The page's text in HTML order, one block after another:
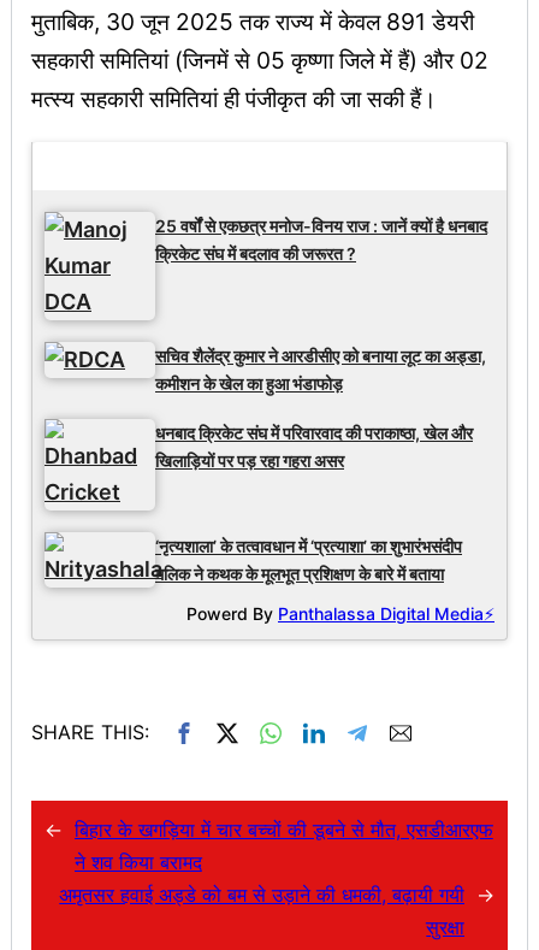
मुताबिक, 30 जून 2025 तक राज्य में केवल 891 डेयरी
सहकारी समितियां (जिनमें से 05 कृष्णा जिले में हैं) और 02
मत्स्य सहकारी समितियां ही पंजीकृत की जा सकी हैं।
25 वर्षों से एकछत्र मनोज-विनय राज : जानें क्यों है धनबाद
क्रिकेट संघ में बदलाव की जरूरत ?
सचिव शैलेंद्र कुमार ने आरडीसीए को बनाया लूट का अड्डा,
कमीशन के खेल का हुआ भंडाफोड़
धनबाद क्रिकेट संघ में परिवारवाद की पराकाष्ठा, खेल और
खिलाड़ियों पर पड़ रहा गहरा असर
‘नृत्यशाला’ के तत्वावधान में ‘प्रत्याशा’ का शुभारंभसंदीप
मलिक ने कथक के मूलभूत प्रशिक्षण के बारे में बताया
Powerd By Panthalassa Digital Media⚡
SHARE THIS:
← बिहार के खगड़िया में चार बच्चों की डूबने से मौत, एसडीआरएफ
ने शव किया बरामद
अमृतसर हवाई अड्डे को बम से उड़ाने की धमकी, बढ़ायी गयी
सुरक्षा
→